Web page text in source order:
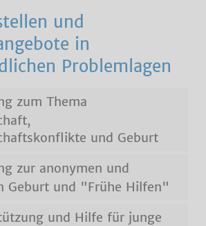
und
in
Problemlagen
zum Thema
und Geburt
zur anonymen und
Geburt und "Frühe Hilfen"
und Hilfe für junge